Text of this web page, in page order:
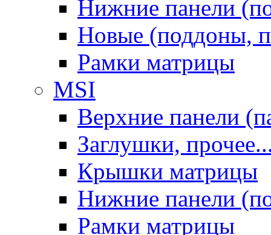
Нижние панели
Новые (поддоны,
Рамки матрицы
MSI
Верхние панели
Заглушки,
Крышки матрицы
Нижние панели
Рамки матрицы